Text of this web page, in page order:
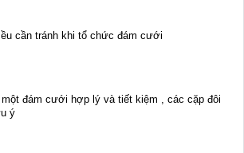
cần tránh khi tổ chức đám cưới
đám cưới hợp lý và tiết kiệm , các cặp đôi
ý